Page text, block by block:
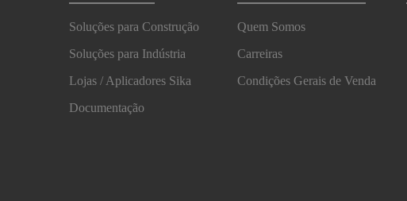
Soluções para Construção
Soluções para Indústria
Lojas / Aplicadores Sika
Documentação
Quem Somos
Carreiras
Condições Gerais de Venda